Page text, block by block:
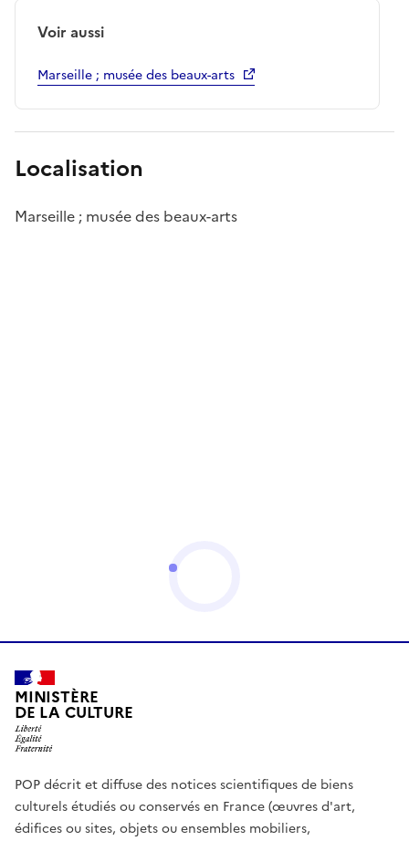
Voir aussi
Marseille ; musée des beaux-arts
Localisation
Marseille ; musée des beaux-arts
MINISTÈRE
DE LA CULTURE
POP décrit et diffuse des notices scientifiques de biens
culturels étudiés ou conservés en France (œuvres d'art,
édifices ou sites, objets ou ensembles mobiliers,